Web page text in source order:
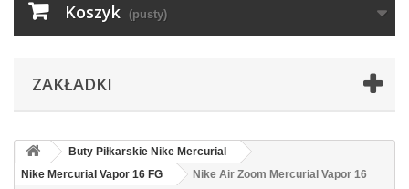
Koszyk (pusty)
ZAKŁADKI
Buty Piłkarskie Nike Mercurial
Nike Mercurial Vapor 16 FG
Nike Air Zoom Mercurial Vapor 16